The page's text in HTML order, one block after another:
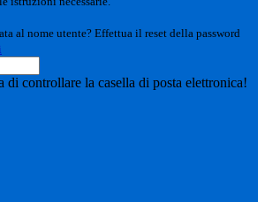
al nome utente? Effettua il reset della password
di controllare la casella di posta elettronica!